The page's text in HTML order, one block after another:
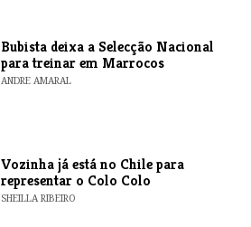
Bubista deixa a Selecção Nacional
para treinar em Marrocos
ANDRE AMARAL
Vozinha já está no Chile para
representar o Colo Colo
SHEILLA RIBEIRO